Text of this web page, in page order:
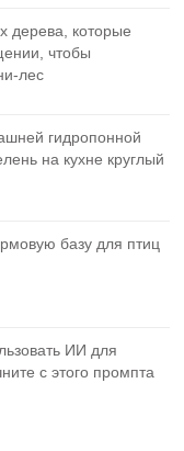
дерева, которые
чтобы
лес
гидропонной
на кухне круглый
базу для птиц
ИИ для
с этого промпта